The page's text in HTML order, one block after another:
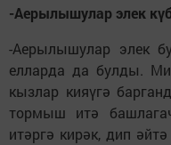
-Аерылышулар элек
-Аерылышулар элек
елларда да булды.
кызлар кияүгә
тормыш итә
итәргә кирәк, дип